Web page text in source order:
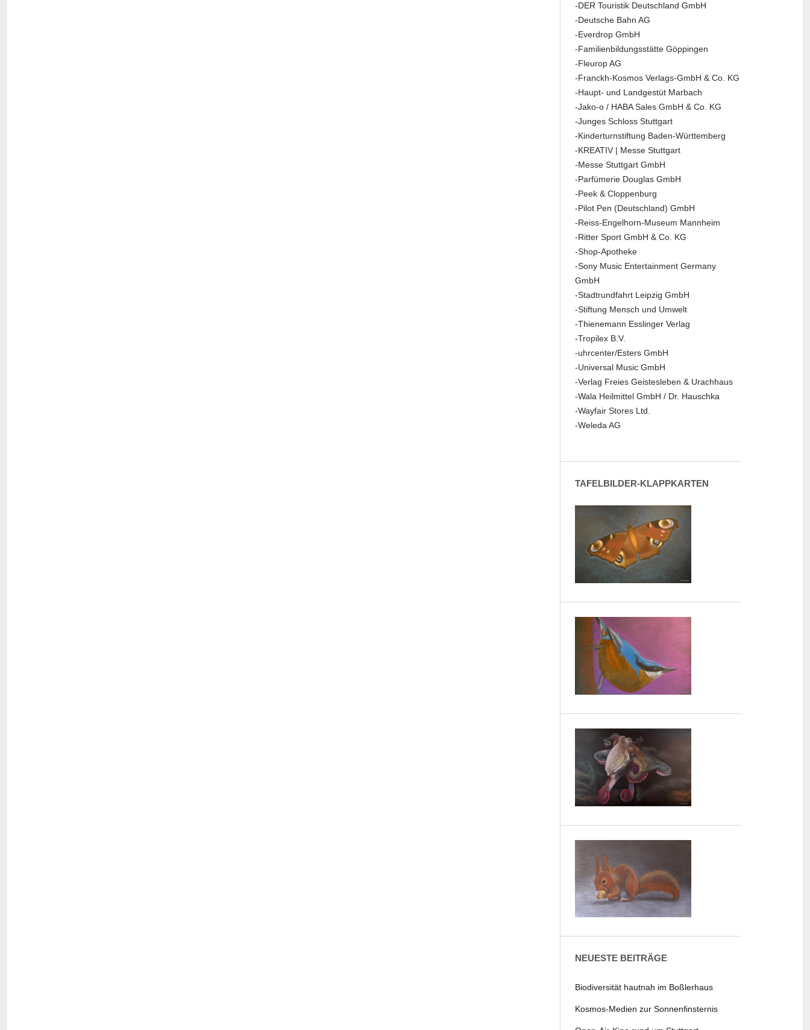
-DER Touristik Deutschland GmbH
-Deutsche Bahn AG
-Everdrop GmbH
-Familienbildungsstätte Göppingen
-Fleurop AG
-Franckh-Kosmos Verlags-GmbH & Co. KG
-Haupt- und Landgestüt Marbach
-Jako-o / HABA Sales GmbH & Co. KG
-Junges Schloss Stuttgart
-Kinderturnstiftung Baden-Württemberg
-KREATIV | Messe Stuttgart
-Messe Stuttgart GmbH
-Parfümerie Douglas GmbH
-Peek & Cloppenburg
-Pilot Pen (Deutschland) GmbH
-Reiss-Engelhorn-Museum Mannheim
-Ritter Sport GmbH & Co. KG
-Shop-Apotheke
-Sony Music Entertainment Germany
GmbH
-Stadtrundfahrt Leipzig GmbH
-Stiftung Mensch und Umwelt
-Thienemann Esslinger Verlag
-Tropilex B.V.
-uhrcenter/Esters GmbH
-Universal Music GmbH
-Verlag Freies Geistesleben & Urachhaus
-Wala Heilmittel GmbH / Dr. Hauschka
-Wayfair Stores Ltd.
-Weleda AG
TAFELBILDER-KLAPPKARTEN
NEUESTE BEITRÄGE
Biodiversität hautnah im Boßlerhaus
Kosmos-Medien zur Sonnenfinsternis